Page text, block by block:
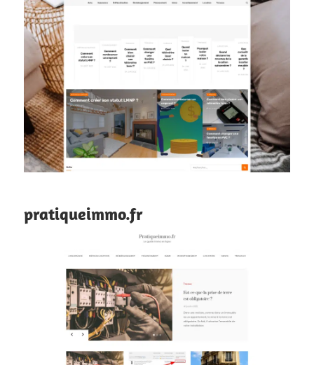
pratiqueimmo.fr